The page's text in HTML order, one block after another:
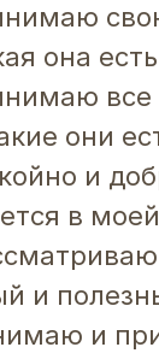
она есть
все
они
и
в
и
и